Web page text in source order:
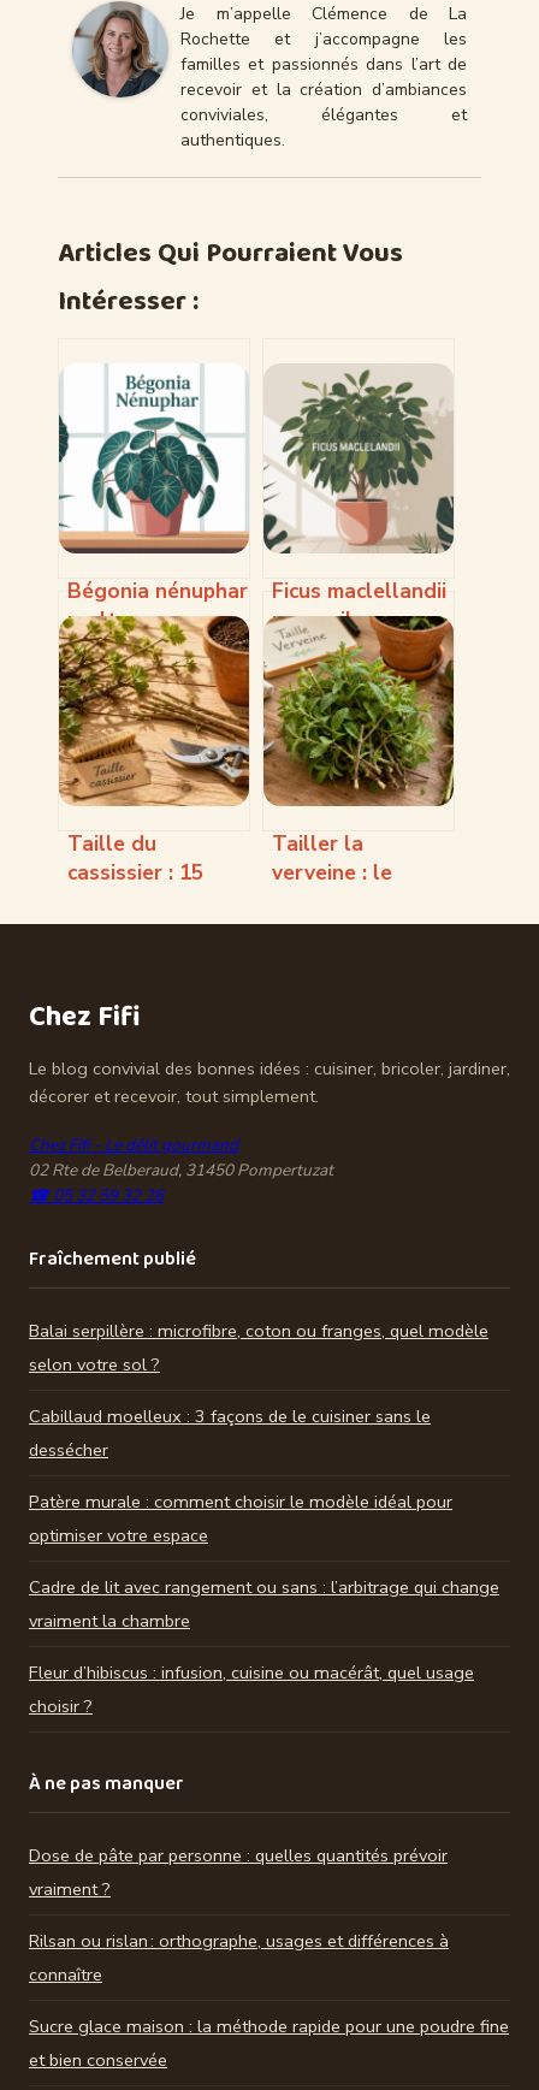
Je m’appelle Clémence de La
Rochette et j’accompagne les
familles et passionnés dans l’art de
recevoir et la création d’ambiances
conviviales, élégantes et
authentiques.
Articles Qui Pourraient Vous
Intéresser :
Bégonia nénuphar
: culture,
entretien et
conseils pour une
floraison réussie
Ficus maclellandii
: conseils
complets pour
bien le choisir et
l’entretenir
Taille du
cassissier : 15
une récolte
Tailler la
verveine : le
pour stimuler
Chez Fifi
Le blog convivial des bonnes idées : cuisiner, bricoler, jardiner,
décorer et recevoir, tout simplement.
Chez Fifi - Le délit gourmand
02 Rte de Belberaud, 31450 Pompertuzat
☎ 05 32 59 32 26
Fraîchement publié
Balai serpillère : microfibre, coton ou franges, quel modèle
selon votre sol ?
Cabillaud moelleux : 3 façons de le cuisiner sans le
dessécher
Patère murale : comment choisir le modèle idéal pour
optimiser votre espace
Cadre de lit avec rangement ou sans : l’arbitrage qui change
vraiment la chambre
Fleur d’hibiscus : infusion, cuisine ou macérât, quel usage
choisir ?
À ne pas manquer
Dose de pâte par personne : quelles quantités prévoir
vraiment ?
Rilsan ou rislan : orthographe, usages et différences à
connaître
Sucre glace maison : la méthode rapide pour une poudre fine
et bien conservée